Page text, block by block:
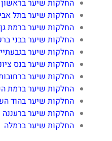
החלקות שיער בראשון
החלקות שיער בתל
החלקות שיער ברמת גן
החלקות שיער בבני
החלקות שיער
החלקות שיער בנס
החלקות שיער
החלקות שיער ברמת
החלקות שיער בהוד
החלקות שיער ברעננה
החלקות שיער ברמלה